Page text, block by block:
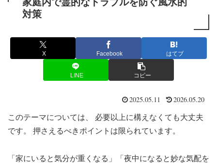
対策
X Facebook はてブ
LINE コピー
2025.05.11 2026.05.20
このテーマについては、 必要以上に構えなくても大丈夫
です。 押さえるべきポイントは限られています。
「家にいると気分が重くなる」「夜中になると妙な気配を